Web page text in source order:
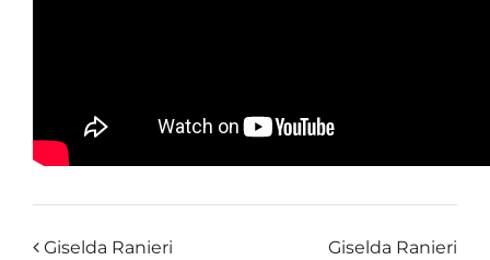
Giselda Ranieri
Giselda Ranieri